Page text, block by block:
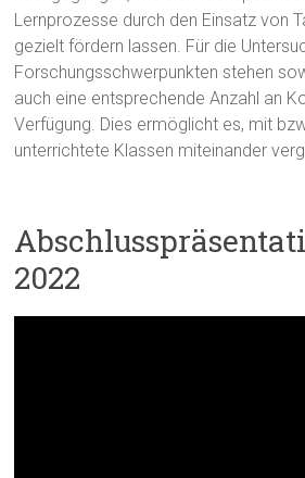
Lernprozesse durch den Einsatz von
gezielt fördern lassen. Für die
Forschungsschwerpunkten stehen
auch eine entsprechende Anzahl an
Verfügung. Dies ermöglicht es, mit
unterrichtete Klassen miteinander
2022